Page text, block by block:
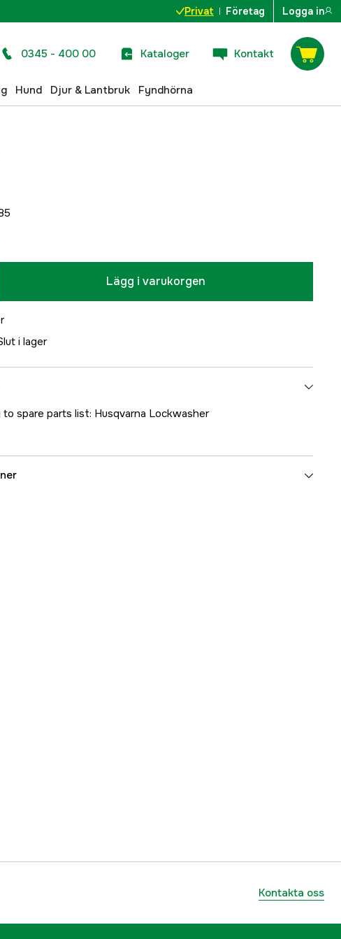
Privat Företag Logga in
0345 - 400 00 Kataloger Kontakt
Hund Djur & Lantbruk Fyndhörna
Lägg i varukorgen
i lager
to spare parts list: Husqvarna Lockwasher
Kontakta oss